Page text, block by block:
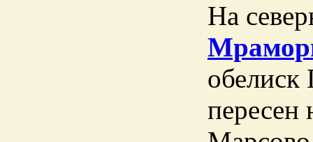
На
обелиск
пересен